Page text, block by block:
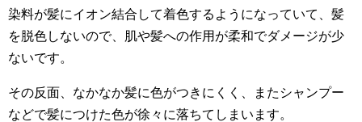
染料が髪にイオン結合して着色するようになっていて、髪
を脱色しないので、肌や髪への作用が柔和でダメージが少
ないです。
その反面、なかなか髪に色がつきにくく、またシャンプー
などで髪につけた色が徐々に落ちてしまいます。